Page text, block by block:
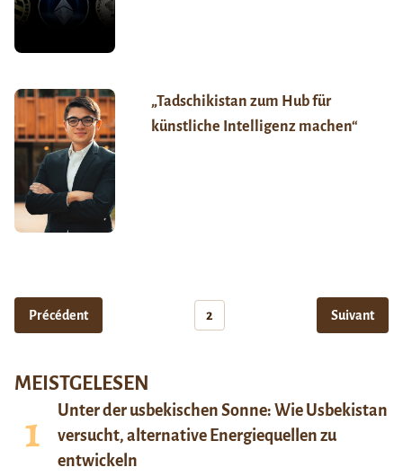
„Tadschikistan zum Hub für
künstliche Intelligenz machen“
Précédent 2 Suivant
MEISTGELESEN
Unter der usbekischen Sonne: Wie Usbekistan
versucht, alternative Energiequellen zu
entwickeln